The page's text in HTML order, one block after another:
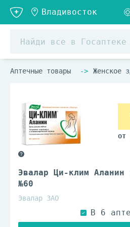
Аптечные товары Женское
Эвалар Ци-клим Аланин
№60
Эвалар ЗАО